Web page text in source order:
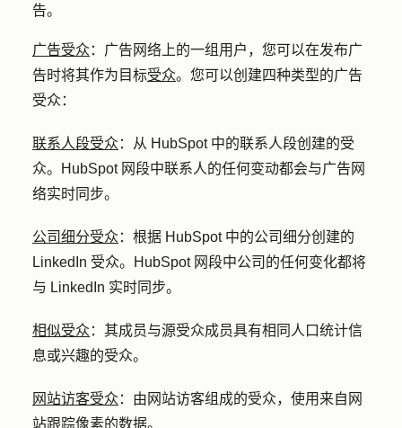
告。
广告受众 ： 广告网络上的一组用户，您可以在发布广
告时将其作为目标受众。您可以创建四种类型的广告
受众：
联系人段受众 ：
从 HubSpot 中的联系人段创建的受
众。HubSpot 网段中联系人的任何变动都会与广告网
络实时同步。
公司细分受众 ： 根据 HubSpot 中的公司细分创建的
LinkedIn 受众。HubSpot 网段中公司的任何变化都将
与 LinkedIn 实时同步。
相似受众 ： 其成员与源受众成员具有相同人口统计信
息或兴趣的受众。
网站访客受众 ：由网站访客组成的受众，使用来自网
站跟踪像素的数据。